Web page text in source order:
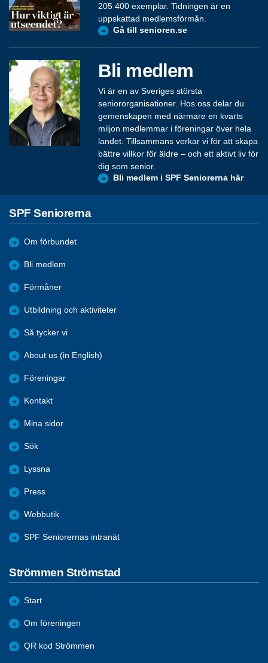
205 400 exemplar. Tidningen är en
uppskattad medlemsförmån.
Gå till senioren.se
Bli medlem
Vi är en av Sveriges största
seniororganisationer. Hos oss delar du
gemenskapen med närmare en kvarts
miljon medlemmar i föreningar över hela
landet. Tillsammans verkar vi för att skapa
bättre villkor för äldre – och ett aktivt liv för
dig som senior.
Bli medlem i SPF Seniorerna här
SPF Seniorerna
Om förbundet
Bli medlem
Förmåner
Utbildning och aktiviteter
Så tycker vi
About us (in English)
Föreningar
Kontakt
Mina sidor
Sök
Lyssna
Press
Webbutik
SPF Seniorernas intranät
Strömmen Strömstad
Start
Om föreningen
QR kod Strömmen